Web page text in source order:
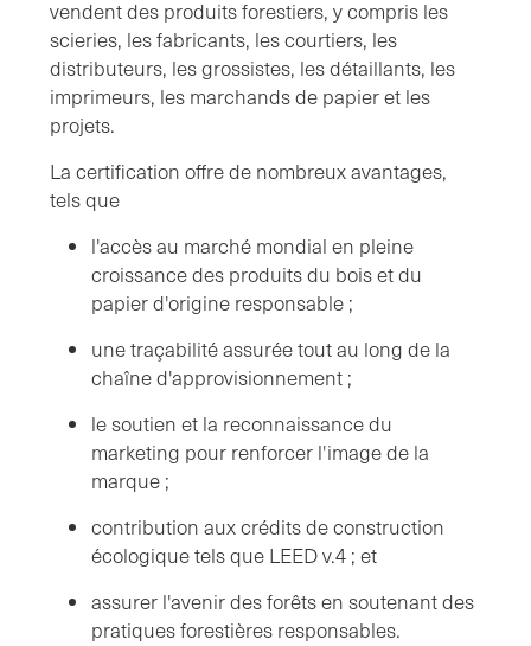
vendent des produits forestiers, y compris les
scieries, les fabricants, les courtiers, les
distributeurs, les grossistes, les détaillants, les
imprimeurs, les marchands de papier et les
projets.
La certification offre de nombreux avantages,
tels que
l'accès au marché mondial en pleine
croissance des produits du bois et du
papier d'origine responsable ;
une traçabilité assurée tout au long de la
chaîne d'approvisionnement ;
le soutien et la reconnaissance du
marketing pour renforcer l'image de la
marque ;
contribution aux crédits de construction
écologique tels que LEED v.4 ; et
assurer l'avenir des forêts en soutenant des
pratiques forestières responsables.